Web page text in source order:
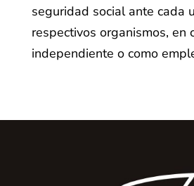
seguridad social ante cada
respectivos organismos, en
independiente o como